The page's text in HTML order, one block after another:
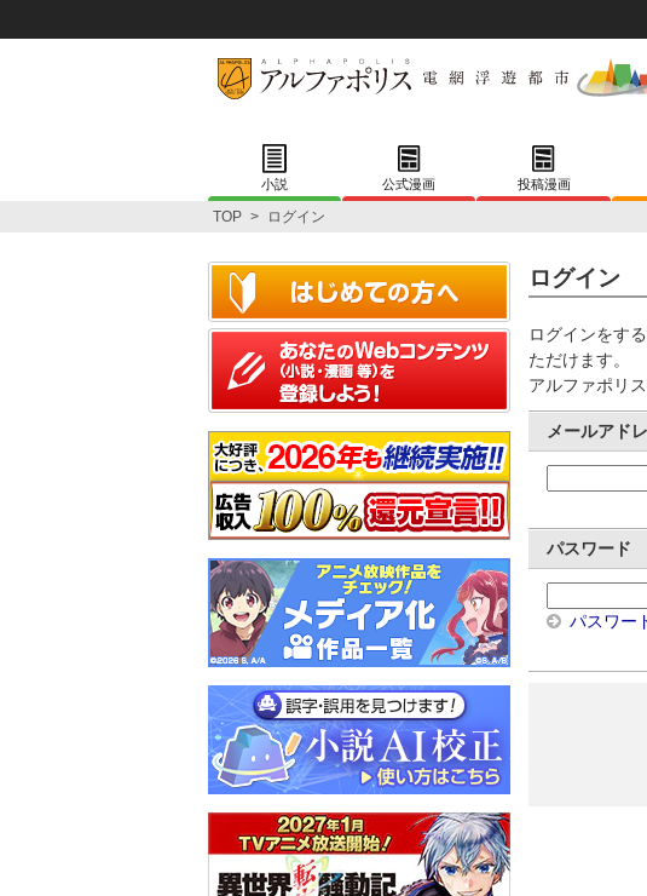
小説 公式漫画 投稿漫画
TOP > ログイン
ログイン
ログインをす
ただけます。
アルファポリ
メールアド
パスワード
パスワー